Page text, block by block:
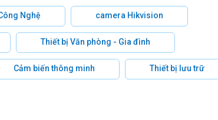
Nghệ camera Hikvision
Thiết bị Văn phòng - Gia đình
Cảm biến thông minh Thiết bị lưu trữ